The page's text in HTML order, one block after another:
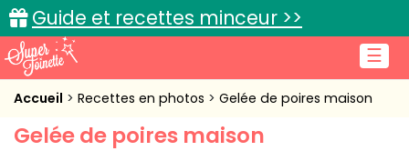
☰
Guide et recettes minceur >>
Accueil
Recettes de cuisine
Accueil Recettes en photos Gelée de poires maison
Gelée de poires maison